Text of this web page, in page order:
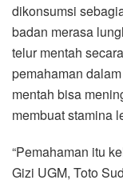
dikonsumsi
badan merasa
telur mentah
pemahaman
mentah bisa
membuat stamina
“Pemahaman itu
Gizi UGM, Toto